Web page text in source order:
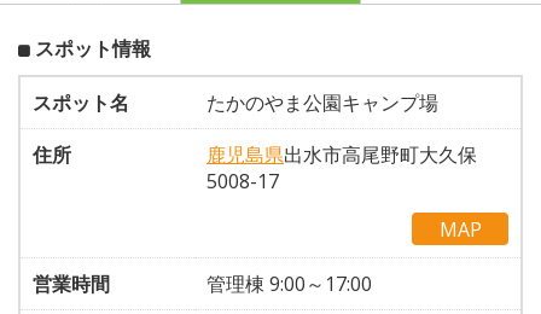
スポット情報
スポット名
たかのやま公園キャンプ場
住所
鹿児島県出水市高尾野町大久保
5008-17
MAP
営業時間
管理棟 9:00～17:00